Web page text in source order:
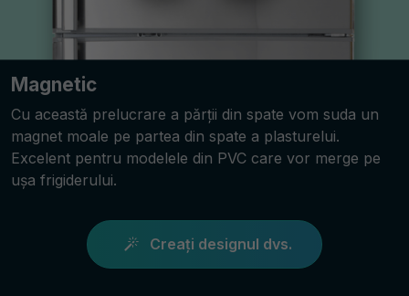
Magnetic
Cu această prelucrare a părții din spate vom suda un
magnet moale pe partea din spate a plasturelui.
Excelent pentru modelele din PVC care vor merge pe
ușa frigiderului.
Creați designul dvs.